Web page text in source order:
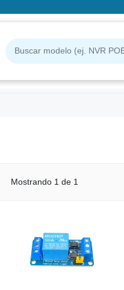
Mostrando 1 de 1